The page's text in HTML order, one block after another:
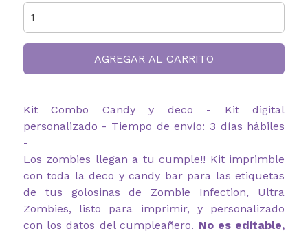
AGREGAR AL CARRITO
Kit Combo Candy y deco - Kit digital
personalizado - Tiempo de envío: 3 días hábiles
-
Los zombies llegan a tu cumple!! Kit imprimble
con toda la deco y candy bar para las etiquetas
de tus golosinas de Zombie Infection, Ultra
Zombies, listo para imprimir, y personalizado
con los datos del cumpleañero. No es editable,